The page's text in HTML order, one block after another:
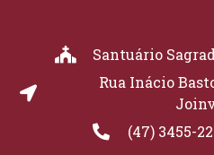
Santuário
Rua Inácio
(47) 3455-